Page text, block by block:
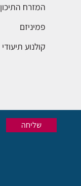
המזרח התיכון
פמיניזם
קולנוע תיעודי